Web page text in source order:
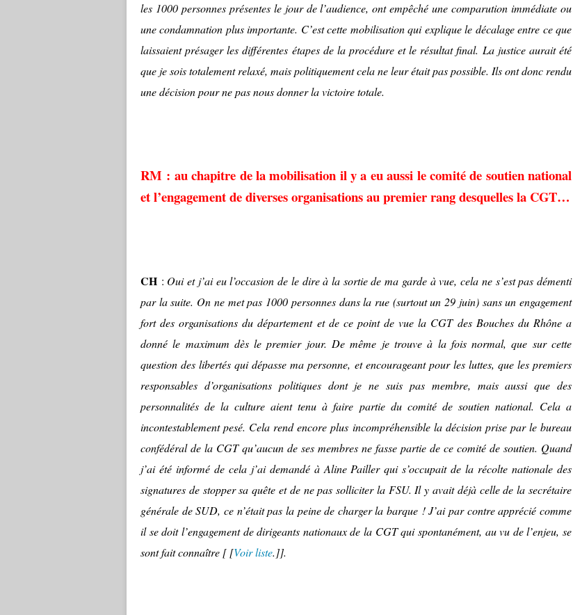
les 1000 personnes présentes le jour de l’audience, ont empêché une comparution immédiate ou
une condamnation plus importante. C’est cette mobilisation qui explique le décalage entre ce que
laissaient présager les différentes étapes de la procédure et le résultat final. La justice aurait été
que je sois totalement relaxé, mais politiquement cela ne leur était pas possible. Ils ont donc rendu
une décision pour ne pas nous donner la victoire totale.
RM : au chapitre de la mobilisation il y a eu aussi le comité de soutien national
et l’engagement de diverses organisations au premier rang desquelles la CGT…
CH : Oui et j’ai eu l’occasion de le dire à la sortie de ma garde à vue, cela ne s’est pas démenti
par la suite. On ne met pas 1000 personnes dans la rue (surtout un 29 juin) sans un engagement
fort des organisations du département et de ce point de vue la CGT des Bouches du Rhône a
donné le maximum dès le premier jour. De même je trouve à la fois normal, que sur cette
question des libertés qui dépasse ma personne, et encourageant pour les luttes, que les premiers
responsables d’organisations politiques dont je ne suis pas membre, mais aussi que des
personnalités de la culture aient tenu à faire partie du comité de soutien national. Cela a
incontestablement pesé. Cela rend encore plus incompréhensible la décision prise par le bureau
confédéral de la CGT qu’aucun de ses membres ne fasse partie de ce comité de soutien. Quand
j’ai été informé de cela j’ai demandé à Aline Pailler qui s’occupait de la récolte nationale des
signatures de stopper sa quête et de ne pas solliciter la FSU. Il y avait déjà celle de la secrétaire
générale de SUD, ce n’était pas la peine de charger la barque ! J’ai par contre apprécié comme
il se doit l’engagement de dirigeants nationaux de la CGT qui spontanément, au vu de l’enjeu, se
sont fait connaître [ [Voir liste.]].